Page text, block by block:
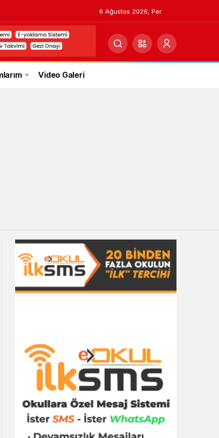
6 Ağustos 2026, Per
Video Galeri